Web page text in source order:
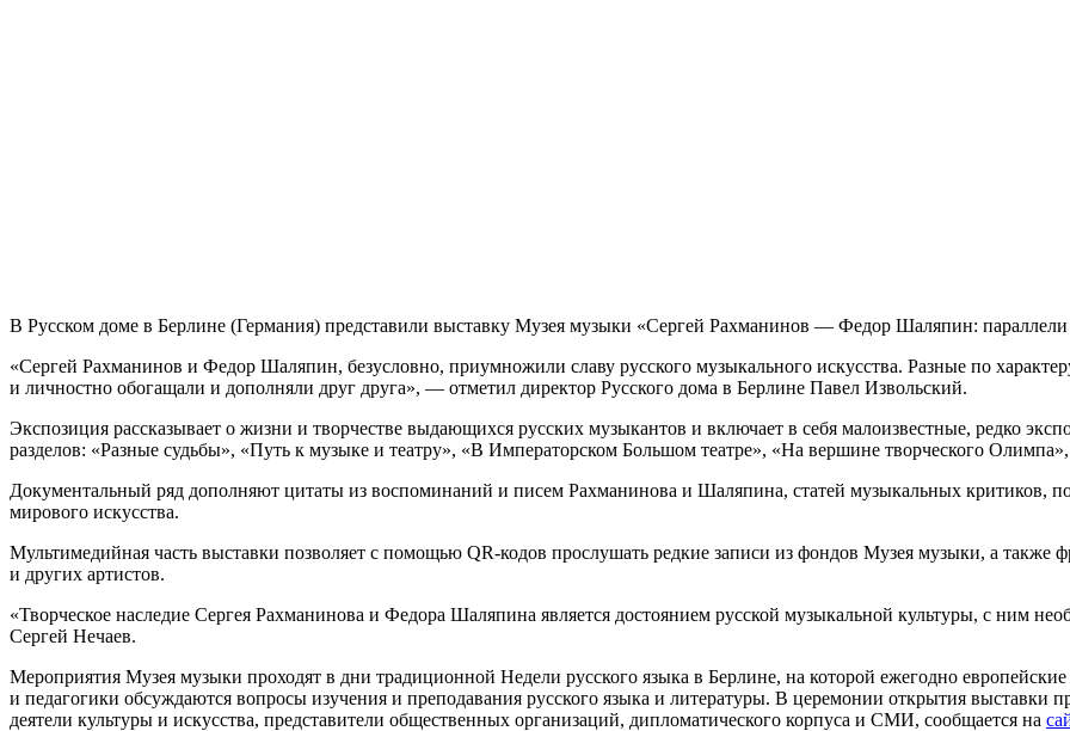
В Русском доме в Берлине (Германия) представили выставку Музея музыки «Сергей Рахманинов — Федор Шаляпин: параллели
«Сергей Рахманинов и Федор Шаляпин, безусловно, приумножили славу русского музыкального искусства. Разные по
и личностно обогащали и дополняли друг друга», — отметил директор Русского дома в Берлине Павел Извольский.
Экспозиция рассказывает о жизни и творчестве выдающихся русских музыкантов и включает в себя малоизвестные, редко
разделов: «Разные судьбы», «Путь к музыке и театру», «В Императорском Большом театре», «На вершине творческого
Документальный ряд дополняют цитаты из воспоминаний и писем Рахманинова и Шаляпина, статей музыкальных критиков,
мирового искусства.
Мультимедийная часть выставки позволяет с помощью QR-кодов прослушать редкие записи из фондов Музея музыки, а
и других артистов.
«Творческое наследие Сергея Рахманинова и Федора Шаляпина является достоянием русской музыкальной культуры, c ним
Сергей Нечаев.
Мероприятия Музея музыки проходят в дни традиционной Недели русского языка в Берлине, на которой ежегодно
и педагогики обсуждаются вопросы изучения и преподавания русского языка и литературы. В церемонии открытия выставки
деятели культуры и искусства, представители общественных организаций, дипломатического корпуса и СМИ, сообщается на